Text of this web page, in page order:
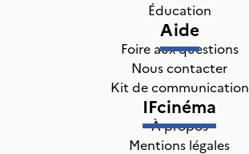
Éducation
Aide
Foire aux questions
Nous contacter
Kit de communication
IFcinéma
À propos
Mentions légales